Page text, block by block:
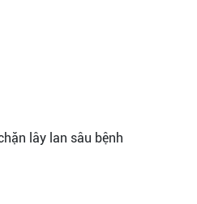
lây lan sâu bệnh